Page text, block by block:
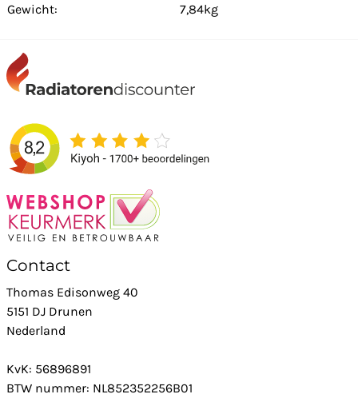
Gewicht: 7,84kg
Contact
Thomas Edisonweg 40
5151 DJ Drunen
Nederland
KvK: 56896891
BTW nummer: NL852352256B01